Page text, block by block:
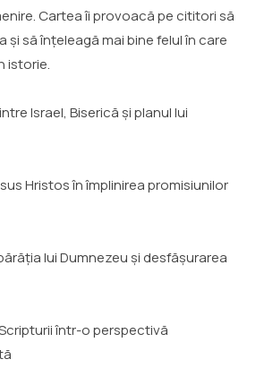
Cartea îi provoacă pe cititori să
să înțeleagă mai bine felul în care
istorie.
Israel, Biserică și planul lui
Hristos în împlinirea promisiunilor
lui Dumnezeu și desfășurarea
într-o perspectivă